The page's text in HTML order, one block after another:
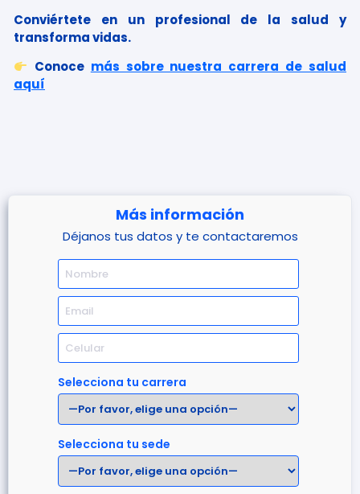
Conviértete en un profesional de la salud y
transforma vidas.
Conoce más sobre nuestra carrera de salud
aquí
Más información
Déjanos tus datos y te contactaremos
Selecciona tu carrera
Selecciona tu sede